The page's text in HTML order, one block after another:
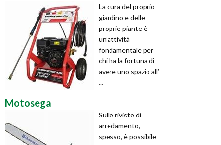
La cura del proprio
giardino e delle
proprie piante è
un’attività
fondamentale per
chi ha la fortuna di
avere uno spazio all’
...
Motosega
Sulle riviste di
arredamento,
spesso, è possibile